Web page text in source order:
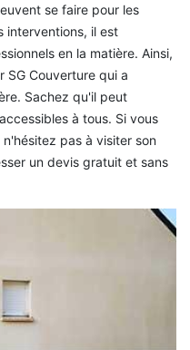
se faire pour les
interventions, il est
en la matière. Ainsi,
SG Couverture qui a
Sachez qu'il peut
à tous. Si vous
pas à visiter son
un devis gratuit et sans